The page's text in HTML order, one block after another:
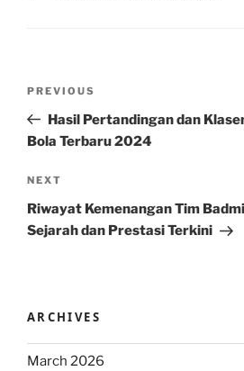
Previous
Post
PREVIOUS
Hasil Pertandingan dan
Bola Terbaru 2024
Next
Post
NEXT
Riwayat Kemenangan Tim
Sejarah dan Prestasi Terkini
ARCHIVES
March 2026